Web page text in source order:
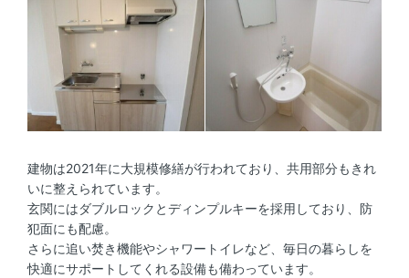
建物は2021年に大規模修繕が行われており、共用部分もきれ
いに整えられています。
玄関にはダブルロックとディンプルキーを採用しており、防
犯面にも配慮。
さらに追い焚き機能やシャワートイレなど、毎日の暮らしを
快適にサポートしてくれる設備も備わっています。